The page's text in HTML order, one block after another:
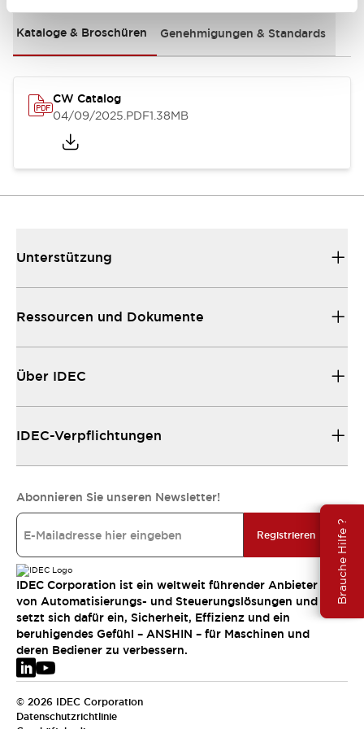
Brauche Hilfe ?
Kataloge & Broschüren Genehmigungen & Standards
CW Catalog
04/09/2025.PDF1.38MB
Unterstützung
Ressourcen und Dokumente
Über IDEC
IDEC-Verpflichtungen
Abonnieren Sie unseren Newsletter!
Registrieren
IDEC Corporation ist ein weltweit führender Anbieter
von Automatisierungs- und Steuerungslösungen und
setzt sich dafür ein, Sicherheit, Effizienz und ein
beruhigendes Gefühl – ANSHIN – für Maschinen und
deren Bediener zu verbessern.
© 2026 IDEC Corporation
Datenschutzrichtlinie